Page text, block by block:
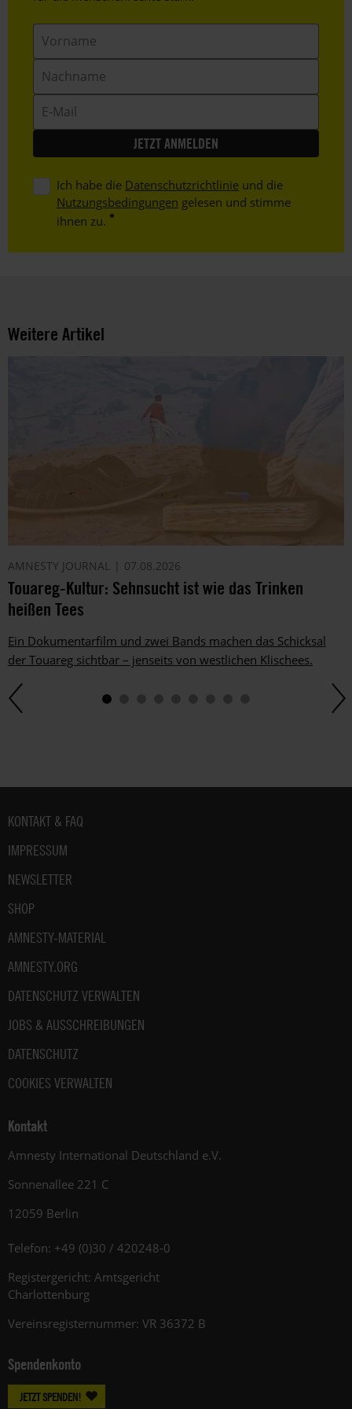
Mail
Ich habe die Datenschutzrichtlinie und die
Nutzungsbedingungen gelesen und stimme
ihnen zu.
Weitere Artikel
AMNESTY JOURNAL 07.08.2026
Touareg-Kultur: Sehnsucht ist wie das Trinken
heißen Tees
Ein Dokumentarfilm und zwei Bands machen das Schicksal
der Touareg sichtbar – jenseits von westlichen Klischees.
Fußbereich
KONTAKT & FAQ
IMPRESSUM
NEWSLETTER
SHOP
AMNESTY-MATERIAL
AMNESTY.ORG
DATENSCHUTZ VERWALTEN
JOBS & AUSSCHREIBUNGEN
DATENSCHUTZ
COOKIES VERWALTEN
Kontakt
Amnesty International Deutschland e.V.
Sonnenallee 221 C
12059 Berlin
Telefon: +49 (0)30 / 420248-0
Registergericht: Amtsgericht
Charlottenburg
Vereinsregisternummer: VR 36372 B
Spendenkonto
JETZT SPENDEN!